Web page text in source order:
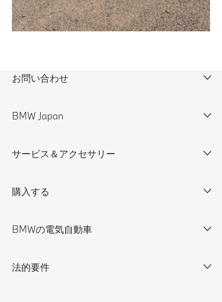
お問い合わせ
カスタマー・サポート＆お問い合わせ
見積依頼
ディーラー検索
BMW Japan
会社概要
BMW正規ディーラー採用情報
BMWのCSR活動
BMW Motorrad
サービス＆アクセサリー
BMW Service
BMW純正アクセサリー
BMWタイヤ＆ホイール
購入する
ご購入の前に
新車在庫検索
BMWの電気自動車
BMWの電気自動車
法的要件